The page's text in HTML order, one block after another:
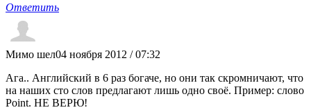
Ответить
Мимо шел04 ноября 2012 / 07:32
Ага.. Английский в 6 раз богаче, но они так скромничают, что
на наших сто слов предлагают лишь одно своё. Пример: слово
Point. НЕ ВЕРЮ!